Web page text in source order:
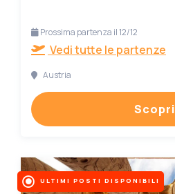
Prossima partenza il 12/12
Vedi tutte le partenze
Austria
Scopri
ULTIMI POSTI DISPONIBILI